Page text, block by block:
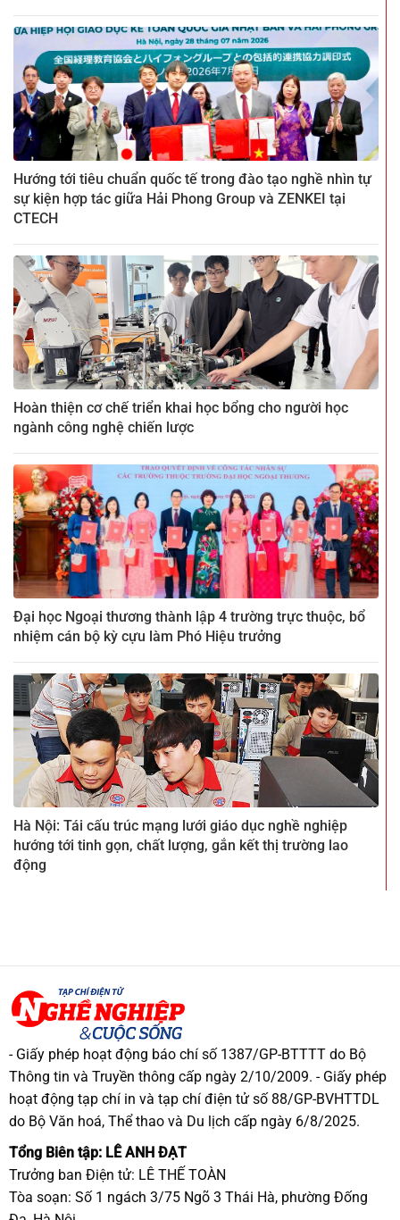
Hướng tới tiêu chuẩn quốc tế trong đào tạo nghề nhìn tự
sự kiện hợp tác giữa Hải Phong Group và ZENKEI tại
CTECH
Hoàn thiện cơ chế triển khai học bổng cho người học
ngành công nghệ chiến lược
Đại học Ngoại thương thành lập 4 trường trực thuộc, bổ
nhiệm cán bộ kỳ cựu làm Phó Hiệu trưởng
Hà Nội: Tái cấu trúc mạng lưới giáo dục nghề nghiệp
hướng tới tinh gọn, chất lượng, gắn kết thị trường lao
động
- Giấy phép hoạt động báo chí số 1387/GP-BTTTT do Bộ
Thông tin và Truyền thông cấp ngày 2/10/2009. - Giấy phép
hoạt động tạp chí in và tạp chí điện tử số 88/GP-BVHTTDL
do Bộ Văn hoá, Thể thao và Du lịch cấp ngày 6/8/2025.
Tổng Biên tập: LÊ ANH ĐẠT
Trưởng ban Điện tử: LÊ THẾ TOÀN
Tòa soạn: Số 1 ngách 3/75 Ngõ 3 Thái Hà, phường Đống